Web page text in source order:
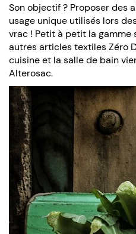
Son objectif ? Proposer des
usage unique utilisés lors
vrac ! Petit à petit la gamme
autres articles textiles Zéro
cuisine et la salle de bain
Alterosac.